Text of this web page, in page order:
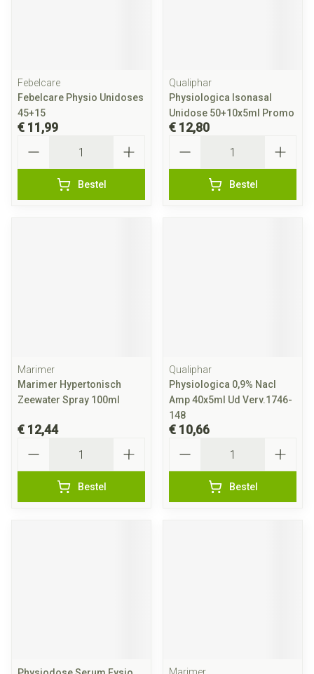
Febelcare
Febelcare Physio Unidoses
45+15
€ 11,99
Bestel
Qualiphar
Physiologica Isonasal
Unidose 50+10x5ml Promo
€ 12,80
Bestel
Marimer
Marimer Hypertonisch
Zeewater Spray 100ml
€ 12,44
Bestel
Qualiphar
Physiologica 0,9% Nacl
Amp 40x5ml Ud Verv.1746-
148
€ 10,66
Bestel